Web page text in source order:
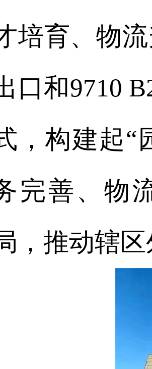
培育、物
口和9710
，构建起“
完善、物
，推动辖